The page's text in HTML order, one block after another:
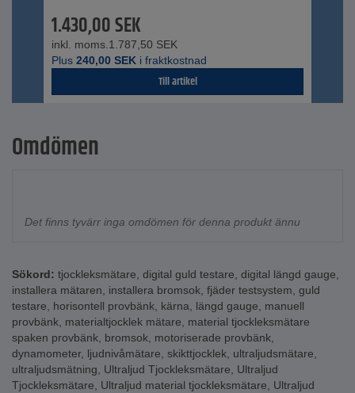
1.430,00SEK
inkl. moms.1.787,50 SEK
Plus 240,00 SEK i fraktkostnad
Till artikel
Omdömen
Det finns tyvärr inga omdömen för denna produkt ännu
Sökord: tjockleksmätare, digital guld testare, digital längd gauge,
installera mätaren, installera bromsok, fjäder testsystem, guld
testare, horisontell provbänk, kärna, längd gauge, manuell
provbänk, materialtjocklek mätare, material tjockleksmätare
spaken provbänk, bromsok, motoriserade provbänk,
dynamometer, ljudnivåmätare, skikttjocklek, ultraljudsmätare,
ultraljudsmätning, Ultraljud Tjockleksmätare, Ultraljud
Tjockleksmätare, Ultraljud material tjockleksmätare, Ultraljud